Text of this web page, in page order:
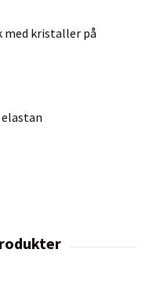
kristaller på
elastan